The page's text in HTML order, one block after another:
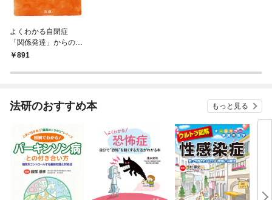
よくわかる自閉症
「関係発達」からのア
プローチ
891
法研のおすすめ本 もっと見る